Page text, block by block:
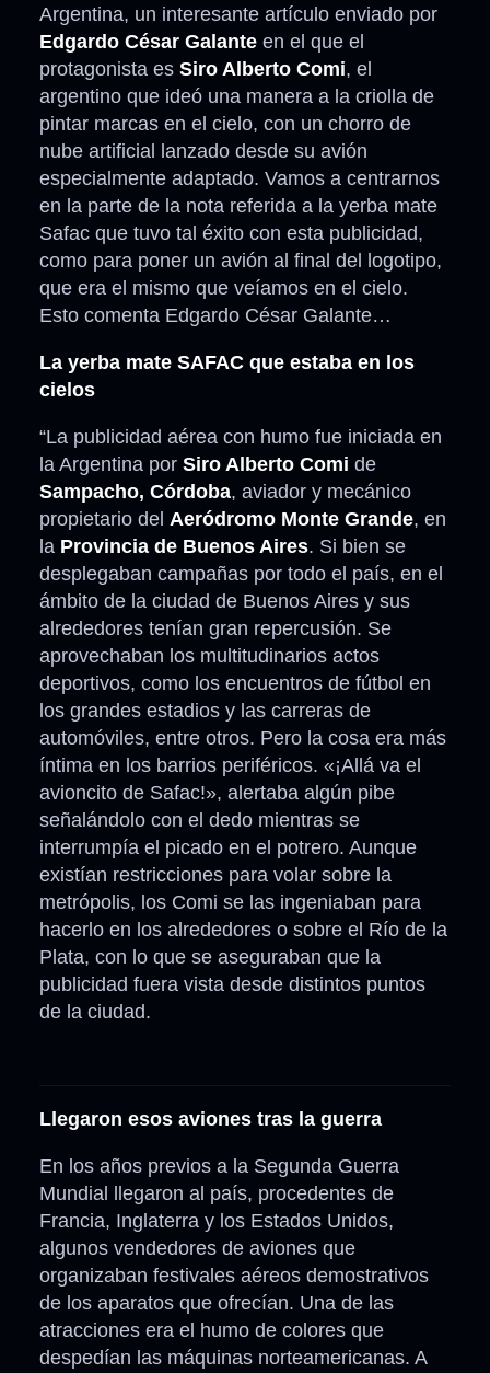
Argentina, un interesante artículo enviado por
Edgardo César Galante en el que el
protagonista es Siro Alberto Comi, el
argentino que ideó una manera a la criolla de
pintar marcas en el cielo, con un chorro de
nube artificial lanzado desde su avión
especialmente adaptado. Vamos a centrarnos
en la parte de la nota referida a la yerba mate
Safac que tuvo tal éxito con esta publicidad,
como para poner un avión al final del logotipo,
que era el mismo que veíamos en el cielo.
Esto comenta Edgardo César Galante…
La yerba mate SAFAC que estaba en los
cielos
“La publicidad aérea con humo fue iniciada en
la Argentina por Siro Alberto Comi de
Sampacho, Córdoba, aviador y mecánico
propietario del Aeródromo Monte Grande, en
la Provincia de Buenos Aires. Si bien se
desplegaban campañas por todo el país, en el
ámbito de la ciudad de Buenos Aires y sus
alrededores tenían gran repercusión. Se
aprovechaban los multitudinarios actos
deportivos, como los encuentros de fútbol en
los grandes estadios y las carreras de
automóviles, entre otros. Pero la cosa era más
íntima en los barrios periféricos. «¡Allá va el
avioncito de Safac!», alertaba algún pibe
señalándolo con el dedo mientras se
interrumpía el picado en el potrero. Aunque
existían restricciones para volar sobre la
metrópolis, los Comi se las ingeniaban para
hacerlo en los alrededores o sobre el Río de la
Plata, con lo que se aseguraban que la
publicidad fuera vista desde distintos puntos
de la ciudad.
Llegaron esos aviones tras la guerra
En los años previos a la Segunda Guerra
Mundial llegaron al país, procedentes de
Francia, Inglaterra y los Estados Unidos,
algunos vendedores de aviones que
organizaban festivales aéreos demostrativos
de los aparatos que ofrecían. Una de las
atracciones era el humo de colores que
despedían las máquinas norteamericanas. A